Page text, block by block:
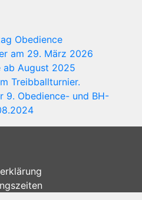
Obedience
am 29. März 2026
ab August 2025
Treibballturnier.
9. Obedience- und BH-